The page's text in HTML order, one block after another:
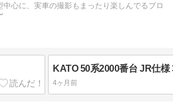
中心に、実車の撮影もまったり楽しんでるブロ
4ヶ月前